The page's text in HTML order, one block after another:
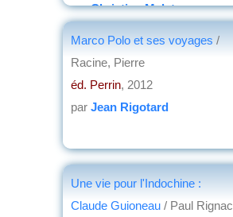
parChristian Malet
Marco Polo et ses voyages /
Racine, Pierre
éd. Perrin, 2012
par Jean Rigotard
Une vie pour l'Indochine :
Claude Guioneau / Paul Rignac